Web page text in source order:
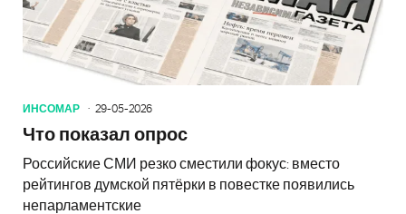
ИНСОМАР 29-05-2026
Что показал опрос
Российские СМИ резко сместили фокус: вместо
рейтингов думской пятёрки в повестке появились
непарламентские